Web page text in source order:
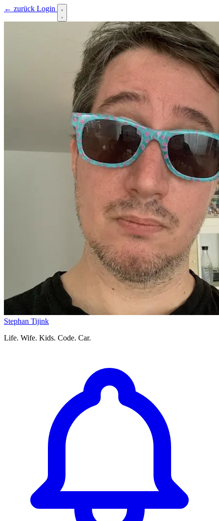
← zurück Login
Stephan Tijink
Life. Wife. Kids. Code. Car.